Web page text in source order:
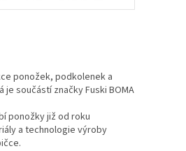
ponožek, podkolenek a
součástí značky Fuski BOMA
ponožky již od roku
a technologie výroby